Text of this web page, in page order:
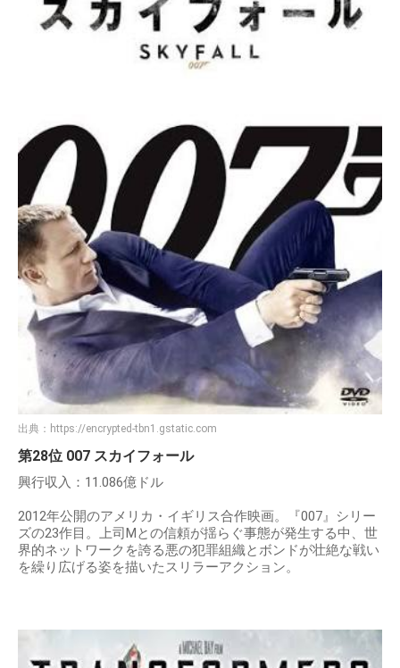
出典： https://encrypted-tbn1.gstatic.com
第28位 007 スカイフォール
興行収入：11.086億ドル
2012年公開のアメリカ・イギリス合作映画。『007』シリー
ズの23作目。上司Mとの信頼が揺らぐ事態が発生する中、世
界的ネットワークを誇る悪の犯罪組織とボンドが壮絶な戦い
を繰り広げる姿を描いたスリラーアクション。